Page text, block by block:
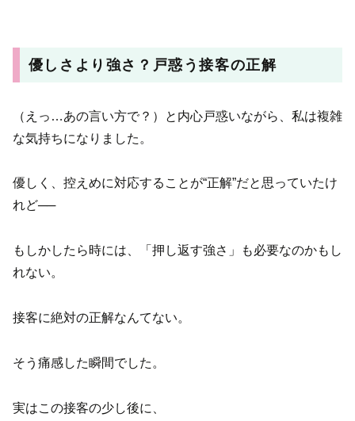
優しさより強さ？戸惑う接客の正解
（えっ…あの言い方で？）と内心戸惑いながら、私は複雑
な気持ちになりました。
優しく、控えめに対応することが“正解”だと思っていたけ
れど──
もしかしたら時には、「押し返す強さ」も必要なのかもし
れない。
接客に絶対の正解なんてない。
そう痛感した瞬間でした。
実はこの接客の少し後に、